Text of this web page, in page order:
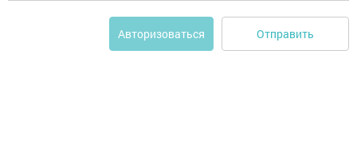
Авторизоваться Отправить